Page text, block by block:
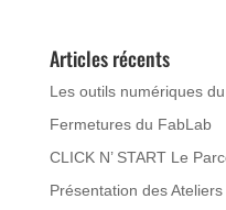
Articles récents
Les outils numériques
Fermetures du FabLab
CLICK N’ START Le
Présentation des